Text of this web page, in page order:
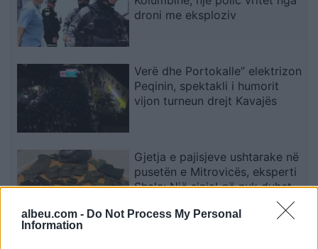
albeu.com - Do Not Process My Personal
Information
droni me eksploziv
Verë dhe Portokalle” elektrizon
Peqinin, spektakli i humorit
vijon turneun drejt Kavajës
Gjetja e pajisjeve ushtarake në
pusetën e Mitrovicës, eksperti
Shala: Një sinjal që nuk duhet